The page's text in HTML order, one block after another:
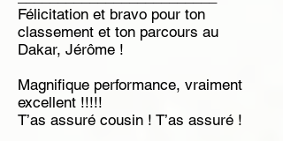
Félicitation et bravo pour ton
classement et ton parcours au
Dakar, Jérôme !
Magnifique performance, vraiment
excellent !!!!!
T’as assuré cousin ! T’as assuré !